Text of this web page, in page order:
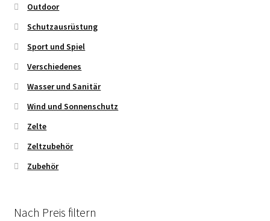
Outdoor
Schutzausrüstung
Sport und Spiel
Verschiedenes
Wasser und Sanitär
Wind und Sonnenschutz
Zelte
Zeltzubehör
Zubehör
Nach Preis filtern